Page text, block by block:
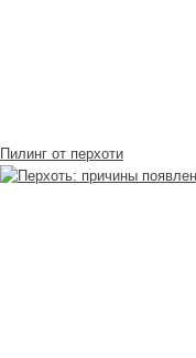
Пилинг от перхоти